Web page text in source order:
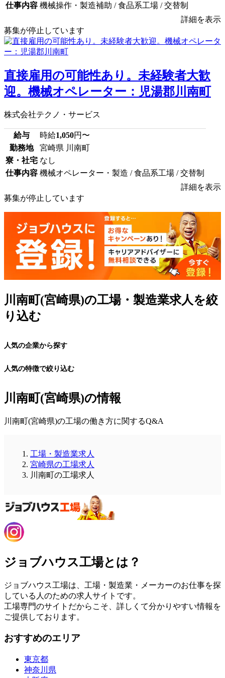
仕事内容 機械操作・製造補助 / 食品系工場 / 交替制
詳細を表示
募集が停止しています
直接雇用の可能性あり。未経験者大歓
迎。機械オペレーター：児湯郡川南町
株式会社テクノ・サービス
給与 時給1,050円〜
勤務地
宮崎県 川南町
寮・社宅 なし
仕事内容 機械オペレーター・製造 / 食品系工場 / 交替制
詳細を表示
募集が停止しています
川南町(宮崎県)の工場・製造業求人を絞
り込む
人気の企業から探す
人気の特徴で絞り込む
川南町(宮崎県)の情報
川南町(宮崎県)の工場の働き方に関するQ&A
工場・製造業求人
宮崎県の工場求人
川南町の工場求人
ジョブハウス工場とは？
ジョブハウス工場は、工場・製造業・メーカーのお仕事を探
している人のための求人サイトです。
工場専門のサイトだからこそ、詳しくて分かりやすい情報を
ご提供しております。
おすすめのエリア
東京都
神奈川県